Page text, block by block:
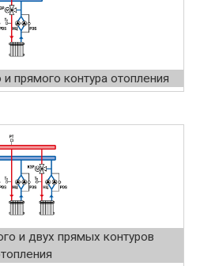
прямого контура отопления
и двух прямых контуров